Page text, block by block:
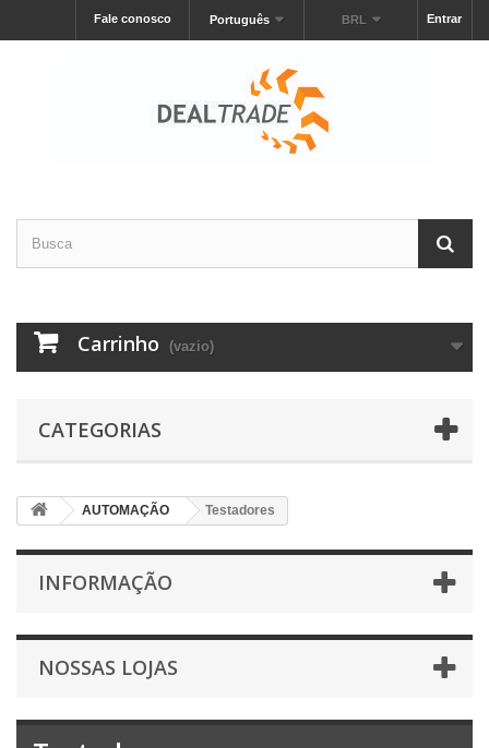
Entrar
BRL
Português
Fale conosco
Carrinho (vazio)
CATEGORIAS
AUTOMAÇÃO Testadores
INFORMAÇÃO
NOSSAS LOJAS